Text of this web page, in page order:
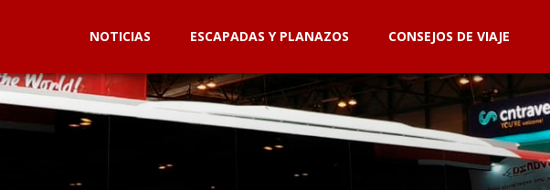
NOTICIAS ESCAPADAS Y PLANAZOS CONSEJOS DE VIAJE